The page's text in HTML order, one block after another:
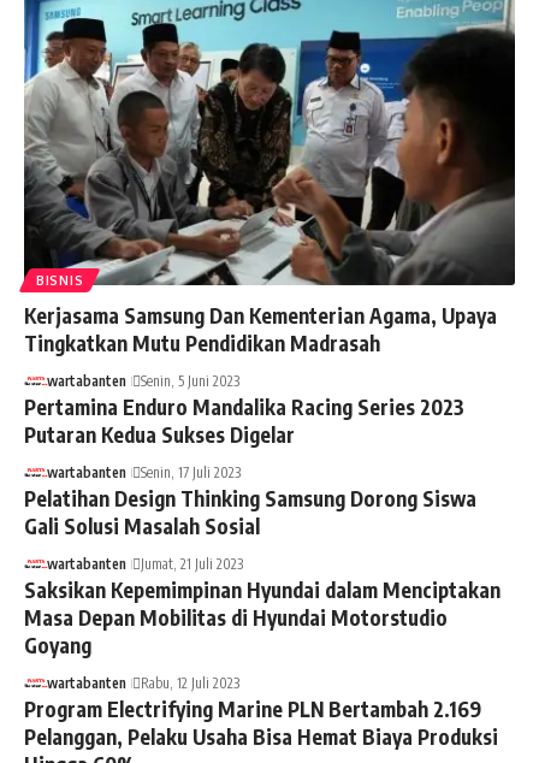
BISNIS
Kerjasama Samsung Dan Kementerian Agama, Upaya
Tingkatkan Mutu Pendidikan Madrasah
wartabanten Senin, 5 Juni 2023
Pertamina Enduro Mandalika Racing Series 2023
Putaran Kedua Sukses Digelar
wartabanten Senin, 17 Juli 2023
Pelatihan Design Thinking Samsung Dorong Siswa
Gali Solusi Masalah Sosial
wartabanten Jumat, 21 Juli 2023
Saksikan Kepemimpinan Hyundai dalam Menciptakan
Masa Depan Mobilitas di Hyundai Motorstudio
Goyang
wartabanten Rabu, 12 Juli 2023
Program Electrifying Marine PLN Bertambah 2.169
Pelanggan, Pelaku Usaha Bisa Hemat Biaya Produksi